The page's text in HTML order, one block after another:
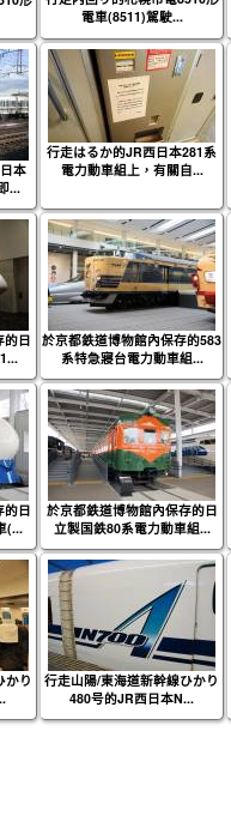
電車(8511)駕駛...
本
...
行走はるか的JR西日本281系
電力動車組上，有關自...
的日
於京都鉄道博物館內保存的583
系特急寢台電力動車組...
的日
(...
於京都鉄道博物館內保存的日
立製国鉄80系電力動車組...
かり
行走山陽/東海道新幹線ひかり
480号的JR西日本N...